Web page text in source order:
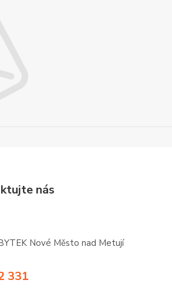
nás
Nové Město nad Metují
331